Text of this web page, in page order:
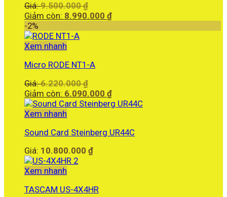
Giá:9.500.000₫
gốc
Giảm còn: 8.990.000 ₫Giá
-2%
Xem nhanh
Micro RODE NT1-A
Giá:6.220.000₫
gốc
là:
Giảm còn: 6.090.000 ₫Giá
hiện
6.090.000 ₫.
Xem nhanh
Sound Card Steinberg UR44C
Giá: 10.800.000 ₫
Xem nhanh
TASCAM US-4X4HR